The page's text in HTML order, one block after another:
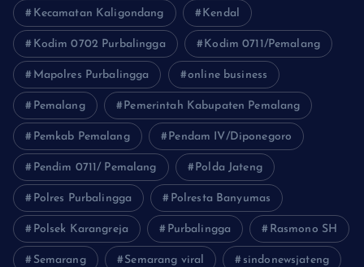
Kecamatan Kaligondang Kendal
Kodim 0702 Purbalingga Kodim 0711/Pemalang
Mapolres Purbalingga online business
Pemalang Pemerintah Kabupaten Pemalang
Pemkab Pemalang Pendam IV/Diponegoro
Pendim 0711/ Pemalang Polda Jateng
Polres Purbalingga Polresta Banyumas
Polsek Karangreja Purbalingga Rasmono SH
Semarang Semarang viral sindonewsjateng